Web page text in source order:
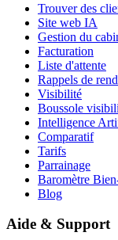
Trouver des
Site web IA
Gestion du
Facturation
Liste d'attente
Rappels de
Visibilité
Boussole
Intelligence
Comparatif
Tarifs
Parrainage
Baromètre
Blog
Aide & Support